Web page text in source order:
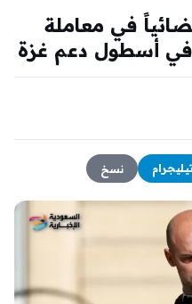
في معاملة
في أسطول دعم غزة
تيليجرام نسخ